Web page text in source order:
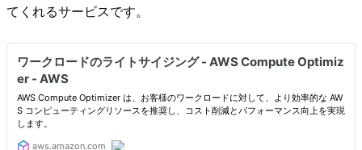
てくれるサービスです。